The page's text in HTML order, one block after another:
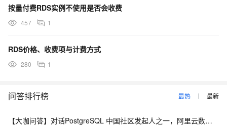
按量付费RDS实例不使用是否会收费
457 1
RDS价格、收费项与计费方式
280 1
问答排行榜 最热 最新
【大咖问答】对话PostgreSQL 中国社区发起人之一，阿里云数据库高级专家 德哥